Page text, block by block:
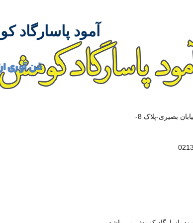
خیابان شریعتی-دوراهی قلهک.خیابان بصیری-پلاک 8-
آمود پاسارگاد